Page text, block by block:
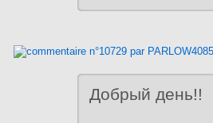
Добрый день!!